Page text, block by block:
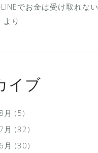
でお金は受け取れない
より
イブ
月 (5)
月 (32)
月 (30)